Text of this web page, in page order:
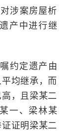
涉案房屋析
产中进行继
约定遗产由
均继承，而
，且梁某二
一、梁林某
证明梁某二